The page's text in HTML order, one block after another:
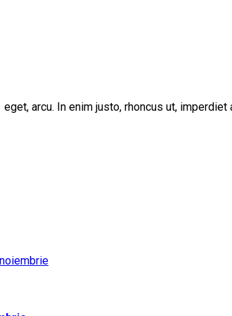
arcu. In enim justo, rhoncus ut,